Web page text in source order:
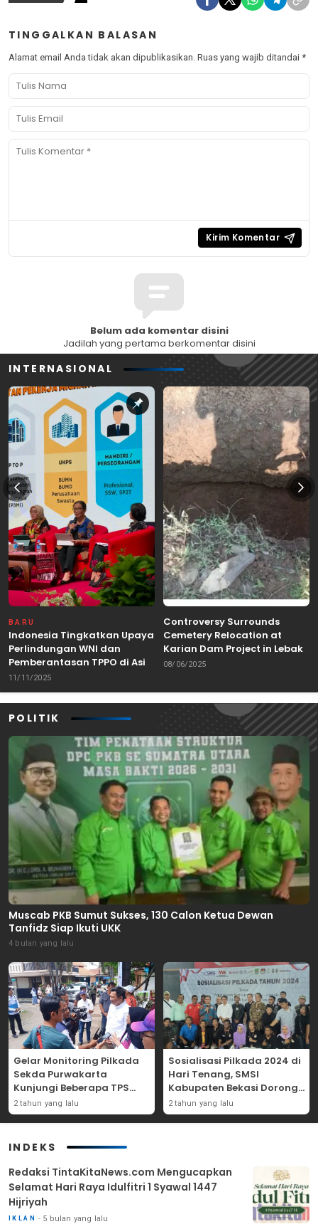
TINGGALKAN BALASAN
Alamat email Anda tidak akan dipublikasikan. Ruas yang wajib ditandai *
Belum ada komentar disini
Jadilah yang pertama berkomentar disini
INTERNASIONAL
BARU
Indonesia Tingkatkan Upaya
Perlindungan WNI dan
Pemberantasan TPPO di Asia
Tenggara
11/11/2025
Controversy Surrounds
Cemetery Relocation at
Karian Dam Project in Lebak,
Banten
08/06/2025
POLITIK
Muscab PKB Sumut Sukses, 130 Calon Ketua Dewan
Tanfidz Siap Ikuti UKK
4 bulan yang lalu
Gelar Monitoring Pilkada
Sekda Purwakarta
Kunjungi Beberapa TPS
Yang Ada Di Purwakarta
2 tahun yang lalu
Sosialisasi Pilkada 2024 di
Hari Tenang, SMSI
Kabupaten Bekasi Dorong
Angka Partisipasi
Masyarakat
2 tahun yang lalu
INDEKS
Redaksi TintaKitaNews.com Mengucapkan
Selamat Hari Raya Idulfitri 1 Syawal 1447
Hijriyah
IKLAN 5 bulan yang lalu